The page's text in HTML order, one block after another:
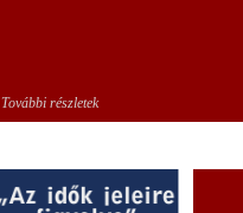
További részletek